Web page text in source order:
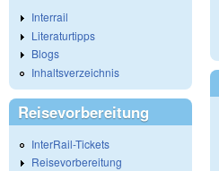
Interrail
Literaturtipps
Blogs
Inhaltsverzeichnis
Reisevorbereitung
InterRail-Tickets
Reisevorbereitung